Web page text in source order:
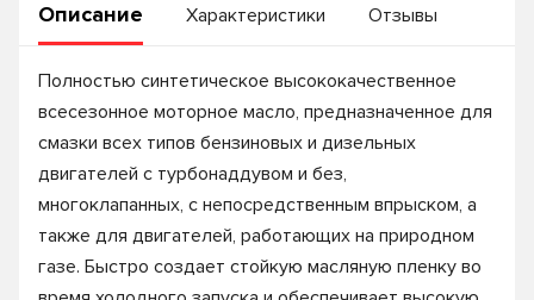
Описание Характеристики Отзывы
Полностью синтетическое высококачественное
всесезонное моторное масло, предназначенное для
смазки всех типов бензиновых и дизельных
двигателей с турбонаддувом и без,
многоклапанных, с непосредственным впрыском, а
также для двигателей, работающих на природном
газе. Быстро создает стойкую масляную пленку во